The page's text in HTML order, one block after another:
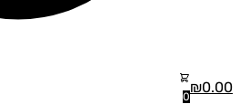
₪0.00
0